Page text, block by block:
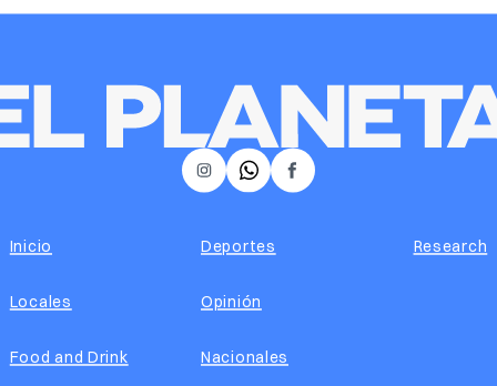
𝕏 Facebook
Instagram
Inicio
Locales
Food and Drink
Deportes
Opinión
Nacionales
Research